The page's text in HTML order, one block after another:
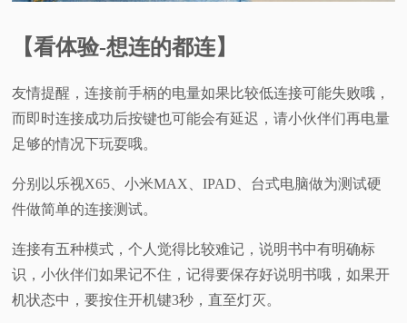
【看体验-想连的都连】
友情提醒，连接前手柄的电量如果比较低连接可能失败哦，
而即时连接成功后按键也可能会有延迟，请小伙伴们再电量
足够的情况下玩耍哦。
分别以乐视X65、小米MAX、IPAD、台式电脑做为测试硬
件做简单的连接测试。
连接有五种模式，个人觉得比较难记，说明书中有明确标
识，小伙伴们如果记不住，记得要保存好说明书哦，如果开
机状态中，要按住开机键3秒，直至灯灭。